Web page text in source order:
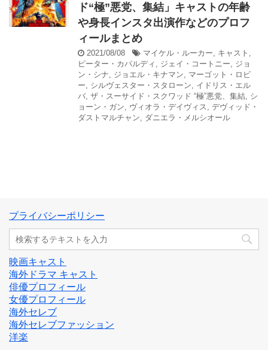
ド“極”悪党、集結」キャストの年齢
や身長インスタ出演作などのプロフ
ィールまとめ
2021/08/08 マイケル・ルーカー キャスト
ピーター・カパルディ
ジェイ・コートニー
ジョ
ン・シナ
ジョエル・キナマン
マーゴット・ロビ
ー
シルヴェスター・スタローン
イドリス・エル
バ ザ・スーサイド・スクワッド “極”悪党、集結 シ
ョーン・ガン
ヴィオラ・デイヴィス
デヴィッド・
ダストマルチャン
ダニエラ・メルシオール
プライバシーポリシー
映画キャスト
海外ドラマ キャスト
俳優プロフィール
女優プロフィール
海外セレブ
海外セレブファッション
洋楽